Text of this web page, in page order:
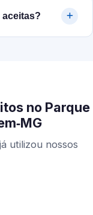
aceitas?
no Parque
utilizou nossos